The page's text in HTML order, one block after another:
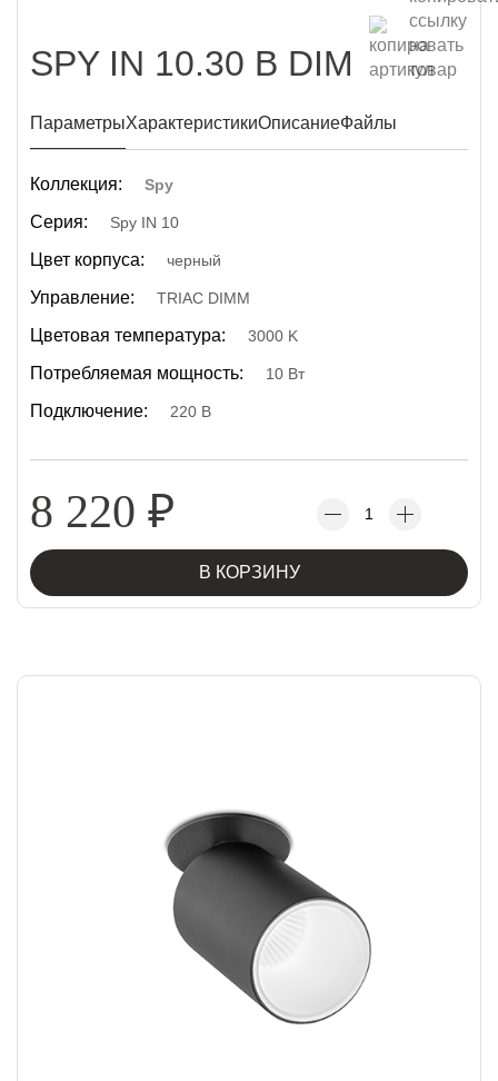
SPY IN 10.30 B DIM
ПараметрыХарактеристикиОписаниеФайлы
Коллекция: Spy
Серия: Spy IN 10
Цвет корпуса: черный
Управление: TRIAC DIMM
Цветовая температура: 3000 K
Потребляемая мощность: 10 Вт
Подключение: 220 В
8 220 ₽
В КОРЗИНУ